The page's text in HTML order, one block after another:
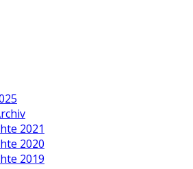
2021
2020
2019